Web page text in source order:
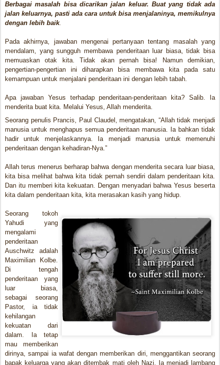
Berbagai masalah bisa dicarikan jalan keluar. Buat yang tidak ada
jalan keluarnya, pasti ada cara untuk bisa menjalaninya, memikulnya
dengan lebih baik.
Pada akhirnya, jawaban mengenai pertanyaan tentang masalah yang
mendalam, yang sungguh membawa penderitaan luar biasa, tidak bisa
memuaskan otak kita. Tidak akan pernah bisa! Namun demikian,
pengertian-pengertian ini diharapkan bisa membawa kita pada satu
kemampuan untuk menjalani penderitaan ini dengan lebih tabah.
Apa jawaban Yesus terhadap penderitaan-penderitaan kita? Salib. Ia
menderita buat kita. Melalui Yesus, Allah menderita.
Seorang penulis Prancis, Paul Claudel, mengatakan, “Allah tidak menjadi
manusia untuk menghapus semua penderitaan manusia. Ia bahkan tidak
hadir untuk menjelaskannya. Ia menjadi manusia untuk memenuhi
penderitaan dengan kehadiran-Nya.”
Allah terus menerus berharap bahwa dengan menderita secara luar biasa,
kita bisa melihat bahwa kita tidak pernah sendiri dalam penderitaan kita.
Dan itu memberi kita kekuatan. Dengan menyadari bahwa Yesus beserta
kita dalam penderitaan kita, kita merasakan kasih yang hidup.
Seorang tokoh
Yahudi yang
mengalami
penderitaan
Auschwitz adalah
Maximilian Kolbe.
Di tengah
penderitaan yang
luar biasa,
sebagai seorang
Pastor, ia tidak
kehilangan
kekuatan dari
dalam. Ia tetap
mau memberikan
dirinya, sampai ia wafat dengan memberikan diri, menggantikan seorang
bapak keluarga yang akan ditembak mati oleh Nazi. Ia menjadi lambang